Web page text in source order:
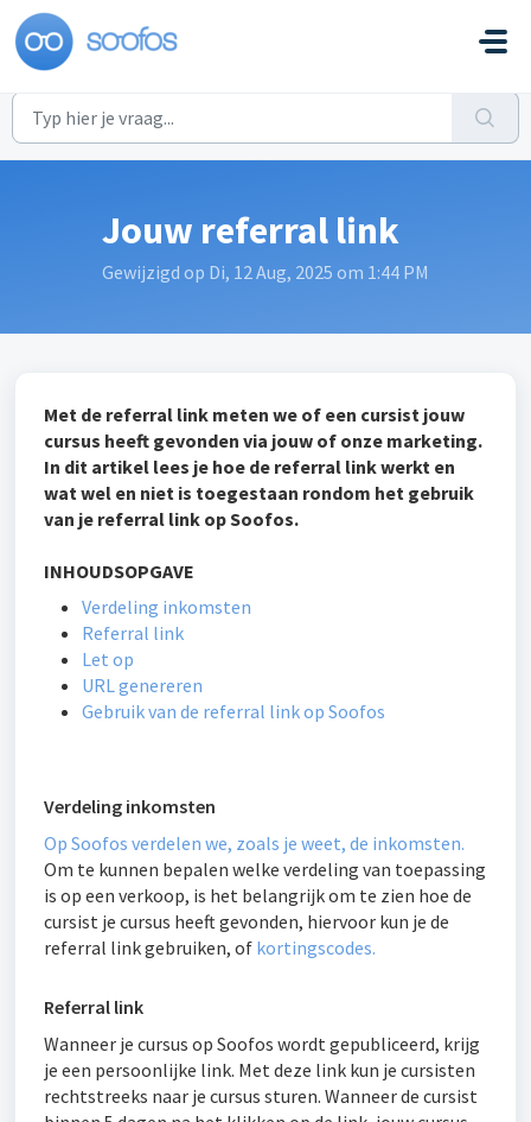
Doorgaan naar hoofdinhoud
Jouw referral link
Gewijzigd op Di, 12 Aug, 2025 om 1:44 PM
Met de referral link meten we of een cursist jouw
cursus heeft gevonden via jouw of onze marketing.
In dit artikel lees je hoe de referral link werkt en
wat wel en niet is toegestaan rondom het gebruik
van je referral link op Soofos.
INHOUDSOPGAVE
Verdeling inkomsten
Referral link
Let op
URL genereren
Gebruik van de referral link op Soofos
Verdeling inkomsten
Op Soofos verdelen we, zoals je weet, de inkomsten.
Om te kunnen bepalen welke verdeling van toepassing
is op een verkoop, is het belangrijk om te zien hoe de
cursist je cursus heeft gevonden, hiervoor kun je de
referral link gebruiken, of kortingscodes.
Referral link
Wanneer je cursus op Soofos wordt gepubliceerd, krijg
je een persoonlijke link. Met deze link kun je cursisten
rechtstreeks naar je cursus sturen. Wanneer de cursist